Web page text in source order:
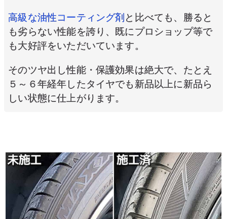
高級な油性コーティング剤 と比べても、勝ると
も劣らない性能を誇り、既にプロショップ等で
も大好評をいただいています。
そのツヤ出し性能・保護効果は絶大で、たとえ
５～６年経年したタイヤでも新品以上に新品ら
しい状態に仕上がります。